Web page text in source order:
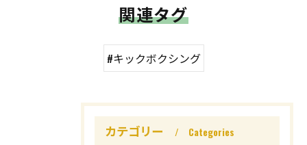
関連タグ
#キックボクシング
カテゴリー Categories